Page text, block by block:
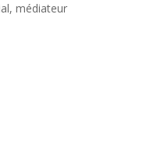
médiateur